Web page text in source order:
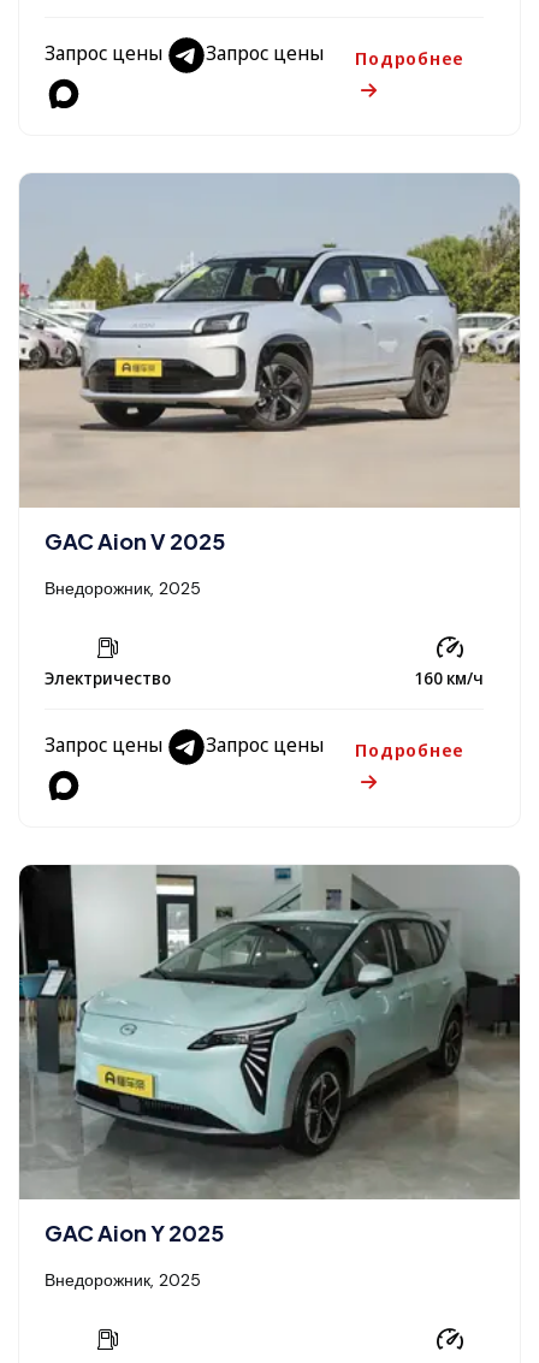
Запрос цены Запрос цены Подробнее
GAC Aion V 2025
Внедорожник, 2025
Электричество 160 км/ч
Запрос цены Запрос цены Подробнее
GAC Aion Y 2025
Внедорожник, 2025